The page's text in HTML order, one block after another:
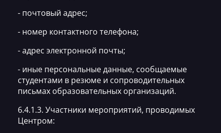
- почтовый адрес;
- номер контактного телефона;
- адрес электронной почты;
- иные персональные данные, сообщаемые
студентами в резюме и сопроводительных
письмах образовательных организаций.
6.4.1.3. Участники мероприятий, проводимых
Центром: